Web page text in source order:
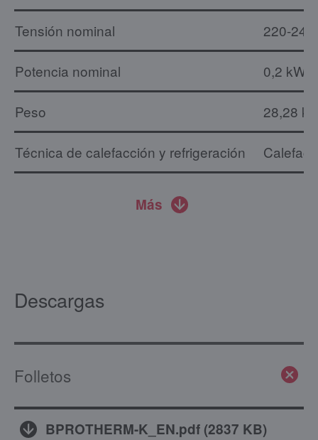
Tensión nominal 220-240
Potencia nominal 0,2 kW
Peso 28,28 kg
Técnica de calefacción y refrigeración
Más
Descargas
Folletos
BPROTHERM-K_EN.pdf (2837 KB)